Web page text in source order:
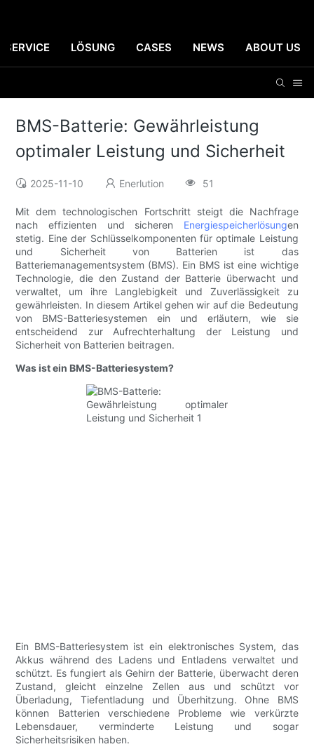
SERVICE LÖSUNG CASES NEWS ABOUT US
BMS-Batterie: Gewährleistung
optimaler Leistung und Sicherheit
2025-11-10 Enerlution 51
Mit dem technologischen Fortschritt steigt die Nachfrage
nach effizienten und sicheren Energiespeicherlösungen
stetig. Eine der Schlüsselkomponenten für optimale Leistung
und Sicherheit von Batterien ist das
Batteriemanagementsystem (BMS). Ein BMS ist eine wichtige
Technologie, die den Zustand der Batterie überwacht und
verwaltet, um ihre Langlebigkeit und Zuverlässigkeit zu
gewährleisten. In diesem Artikel gehen wir auf die Bedeutung
von BMS-Batteriesystemen ein und erläutern, wie sie
entscheidend zur Aufrechterhaltung der Leistung und
Sicherheit von Batterien beitragen.
Was ist ein BMS-Batteriesystem?
Ein BMS-Batteriesystem ist ein elektronisches System, das
Akkus während des Ladens und Entladens verwaltet und
schützt. Es fungiert als Gehirn der Batterie, überwacht deren
Zustand, gleicht einzelne Zellen aus und schützt vor
Überladung, Tiefentladung und Überhitzung. Ohne BMS
können Batterien verschiedene Probleme wie verkürzte
Lebensdauer, verminderte Leistung und sogar
Sicherheitsrisiken haben.